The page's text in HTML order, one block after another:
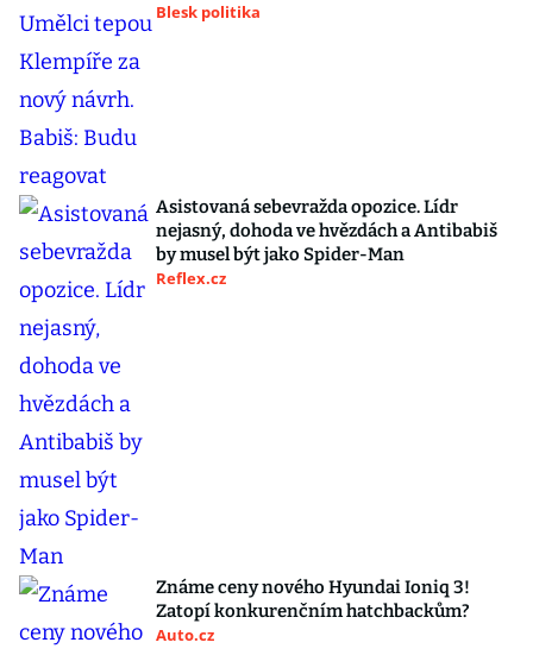
Blesk politika
Asistovaná sebevražda opozice. Lídr
nejasný, dohoda ve hvězdách a Antibabiš
by musel být jako Spider-Man
Reflex.cz
Známe ceny nového Hyundai Ioniq 3!
Zatopí konkurenčním hatchbackům?
Auto.cz